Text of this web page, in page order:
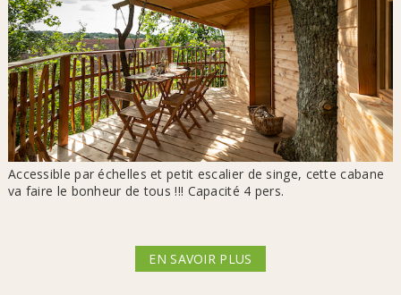
Accessible par échelles et petit escalier de singe, cette cabane
va faire le bonheur de tous !!! Capacité 4 pers.
EN SAVOIR PLUS